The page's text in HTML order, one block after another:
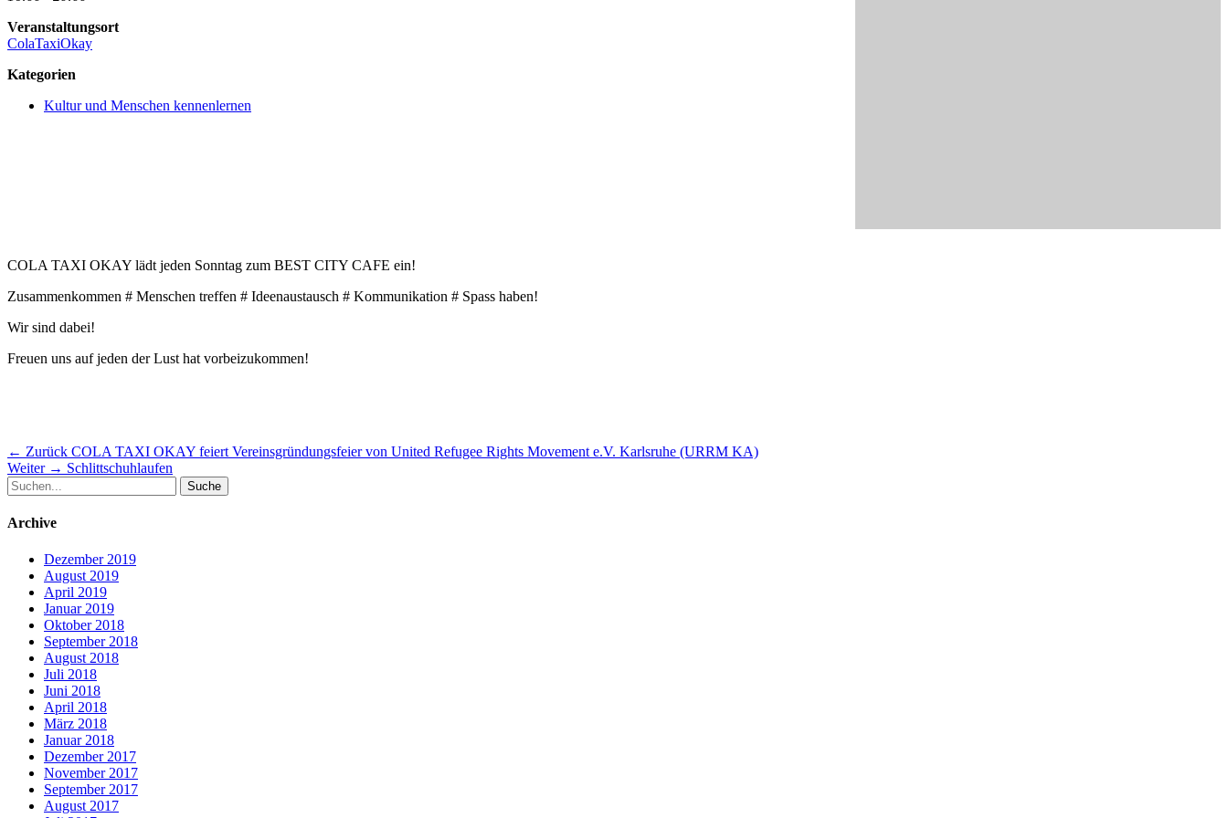
Veranstaltungsort
ColaTaxiOkay
Kategorien
Kultur und Menschen kennenlernen
COLA TAXI OKAY lädt jeden Sonntag zum BEST CITY CAFE ein!
Zusammenkommen # Menschen treffen # Ideenaustausch # Kommunikation # Spass haben!
Wir sind dabei!
Freuen uns auf jeden der Lust hat vorbeizukommen!
Beitragsnavigation
← Zurück Vorheriger
Beitrag:
COLA TAXI OKAY feiert Vereinsgründungsfeier von United Refugee Rights Movement e.V. Karlsruhe (URRM KA)
Weiter → Nächster
Schlittschuhlaufen
Suche
nach:
Archive
Dezember 2019
August 2019
April 2019
Januar 2019
Oktober 2018
September 2018
August 2018
Juli 2018
Juni 2018
April 2018
März 2018
Januar 2018
Dezember 2017
November 2017
September 2017
August 2017